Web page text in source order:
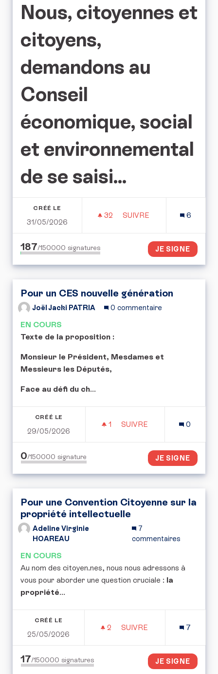
Nous, citoyennes et
citoyens,
demandons au
Conseil
économique, social
et environnemental
de se saisi...
CRÉÉ LE
31/05/2026
32 32 ABONNÉS
SUIVRE
6
187/150000 signatures JE SIGNE
Pour un CES nouvelle génération
Joël Jacki PATRIA 0 commentaire
EN COURS
Texte de la proposition :
Monsieur le Président, Mesdames et
Messieurs les Députés,
Face au défi du ch...
CRÉÉ LE
29/05/2026
1 1 ABONNÉ
SUIVRE
0
0/150000 signature JE SIGNE
Pour une Convention Citoyenne sur la
propriété intellectuelle
Adeline Virginie
HOAREAU
7
commentaires
EN COURS
Au nom des citoyen.nes, nous nous adressons à
vous pour aborder une question cruciale : la
propriété...
CRÉÉ LE
25/05/2026
2 2 ABONNÉS
SUIVRE
7
17/150000 signatures JE SIGNE